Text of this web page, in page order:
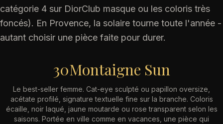
catégorie 4 sur DiorClub masque ou les coloris très
foncés). En Provence, la solaire tourne toute l'année -
autant choisir une pièce faite pour durer.
30Montaigne Sun
Le best-seller femme. Cat-eye sculpté ou papillon oversize,
acétate profilé, signature textuelle fine sur la branche. Coloris
écaille, noir laqué, jaune moutarde ou rose transparent selon les
saisons. Portée en ville comme en vacances, une pièce qui